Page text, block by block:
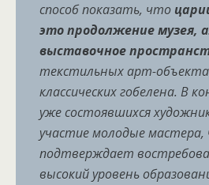
способ показать, что
это продолжение музея,
выставочное
текстильных арт-
классических гобелена. В
уже состоявшихся
участие молодые
подтверждает
высокий уровень